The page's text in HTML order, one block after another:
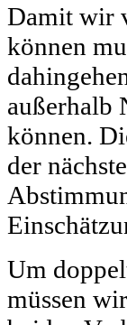
Damit wir
können
außerhalb
können.
der
Um
müssen